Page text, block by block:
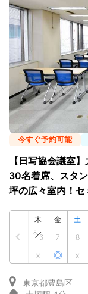
今すぐ予約可能
【日写協会議室
30名着席、スタ
坪の広々室内！
木
8
6
x
金
7
◎
土
8
x
東京都豊島区